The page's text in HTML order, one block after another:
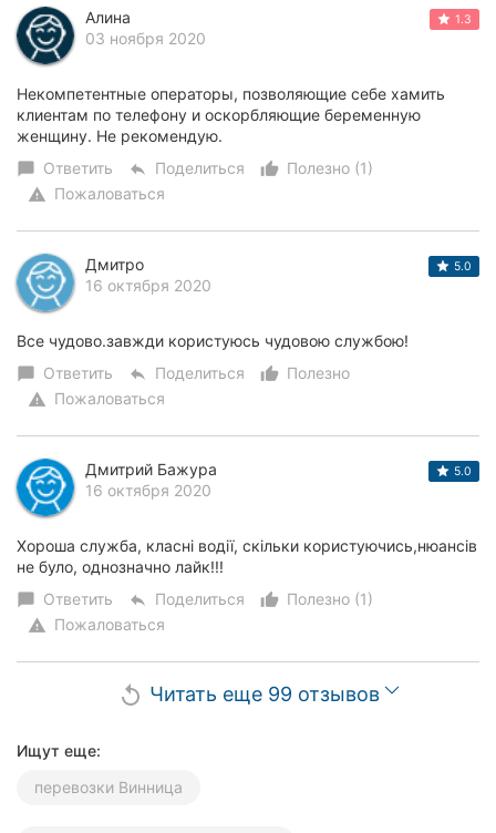
Алина
03 ноября 2020
1.3
Некомпетентные операторы, позволяющие себе хамить
клиентам по телефону и оскорбляющие беременную
женщину. Не рекомендую.
chat_bubble Ответить reply Поделиться thumb_up_alt
Полезно (1)
warning Пожаловаться
Дмитро
16 октября 2020
5.0
Все чудово.завжди користуюсь чудовою службою!
chat_bubble Ответить reply Поделиться thumb_up_alt
Полезно
warning Пожаловаться
Дмитрий Бажура
16 октября 2020
5.0
Хороша служба, класні водії, скільки користуючись,нюансів
не було, однозначно лайк!!!
chat_bubble Ответить reply Поделиться thumb_up_alt
Полезно (1)
warning Пожаловаться
replay Читать еще 99 отзывов
Ищут еще:
перевозки Винница